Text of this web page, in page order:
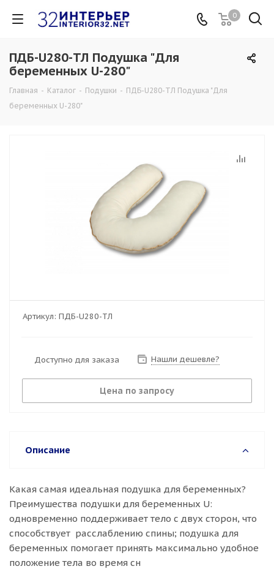
0
ПДБ-U280-ТЛ Подушка "Для
беременных U-280"
Главная - Каталог - Подушки - ПДБ-U280-ТЛ Подушка "Для
беременных U-280"
Артикул: ПДБ-U280-ТЛ
Доступно для заказа Нашли дешевле?
Цена по запросу
Описание
Какая самая идеальная подушка для беременных?
Преимушества подушки для беременных U:
одновременно поддерживает тело с двух сторон, что
способствует расслаблению спины; подушка для
беременных помогает принять максимально удобное
положение тела во время сн